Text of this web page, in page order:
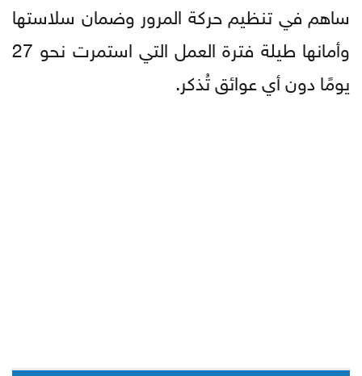
ساهم في تنظيم حركة المرور وضمان سلاستها
وأمانها طيلة فترة العمل التي استمرت نحو 27
يومًا دون أي عوائق تُذكر.